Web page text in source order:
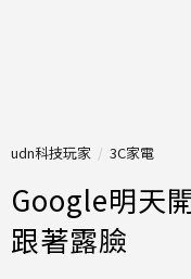
udn科技玩家 3C家電
Google明天
跟著露臉